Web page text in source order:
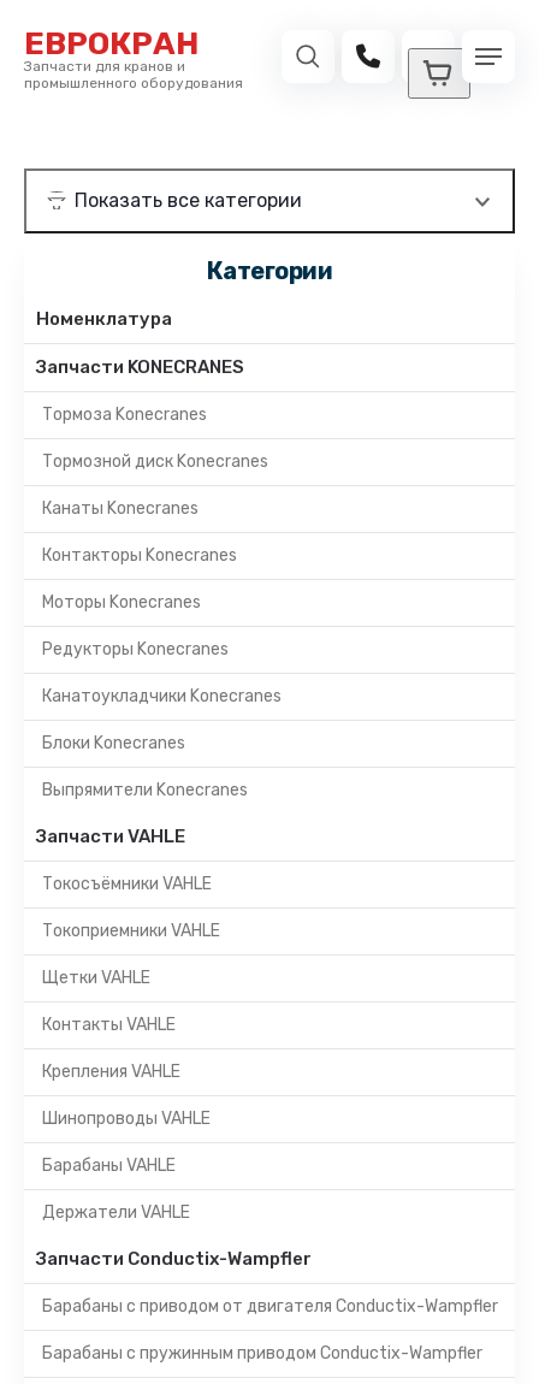
ЕВРОКРАН
Запчасти для кранов и
промышленного оборудования
Категории
Номенклатура
Запчасти KONECRANES
Тормоза Konecranes
Тормозной диск Konecranes
Канаты Konecranes
Контакторы Konecranes
Моторы Konecranes
Редукторы Konecranes
Канатоукладчики Konecranes
Блоки Konecranes
Выпрямители Konecranes
Запчасти VAHLE
Токосъёмники VAHLE
Токоприемники VAHLE
Щетки VAHLE
Контакты VAHLE
Крепления VAHLE
Шинопроводы VAHLE
Барабаны VAHLE
Держатели VAHLE
Запчасти Conductix-Wampfler
Барабаны с приводом от двигателя Conductix-Wampfler
Барабаны с пружинным приводом Conductix-Wampfler